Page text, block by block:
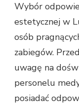
Wybór
estetycznej w
osób
zabiegów.
uwagę na
personelu
posiadać